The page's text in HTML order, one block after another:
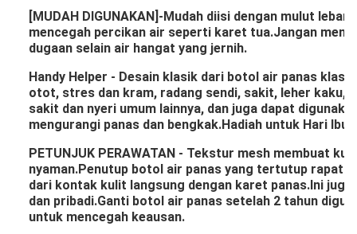
[MUDAH DIGUNAKAN]-Mudah diisi dengan mulut
mencegah percikan air seperti karet tua.Jangan
dugaan selain air hangat yang jernih.
Handy Helper - Desain klasik dari botol air panas
otot, stres dan kram, radang sendi, sakit, leher kaku,
sakit dan nyeri umum lainnya, dan juga dapat
mengurangi panas dan bengkak.Hadiah untuk Hari
PETUNJUK PERAWATAN - Tekstur mesh membuat
nyaman.Penutup botol air panas yang tertutup rapat
dari kontak kulit langsung dengan karet panas.Ini
dan pribadi.Ganti botol air panas setelah 2 tahun
untuk mencegah keausan.